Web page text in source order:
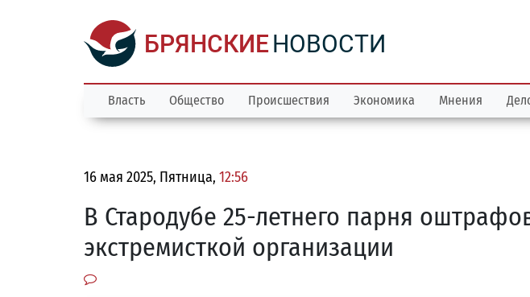
БРЯНСКИЕНОВОСТИ
Власть Общество Происшествия Экономика Мнения
16 мая 2025, Пятница, 12:56
В Стародубе 25-летнего парня
экстремисткой организации